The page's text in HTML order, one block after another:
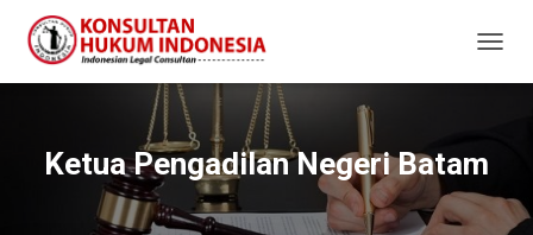
Ketua Pengadilan Negeri Batam